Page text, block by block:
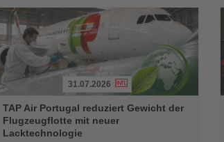
Sie
die
Nachrichten
31.07.2026
TAP Air Portugal reduziert Gewicht der
Flugzeugflotte mit neuer
Lacktechnologie